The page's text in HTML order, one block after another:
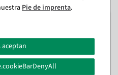
Pie de imprenta.
aceptan